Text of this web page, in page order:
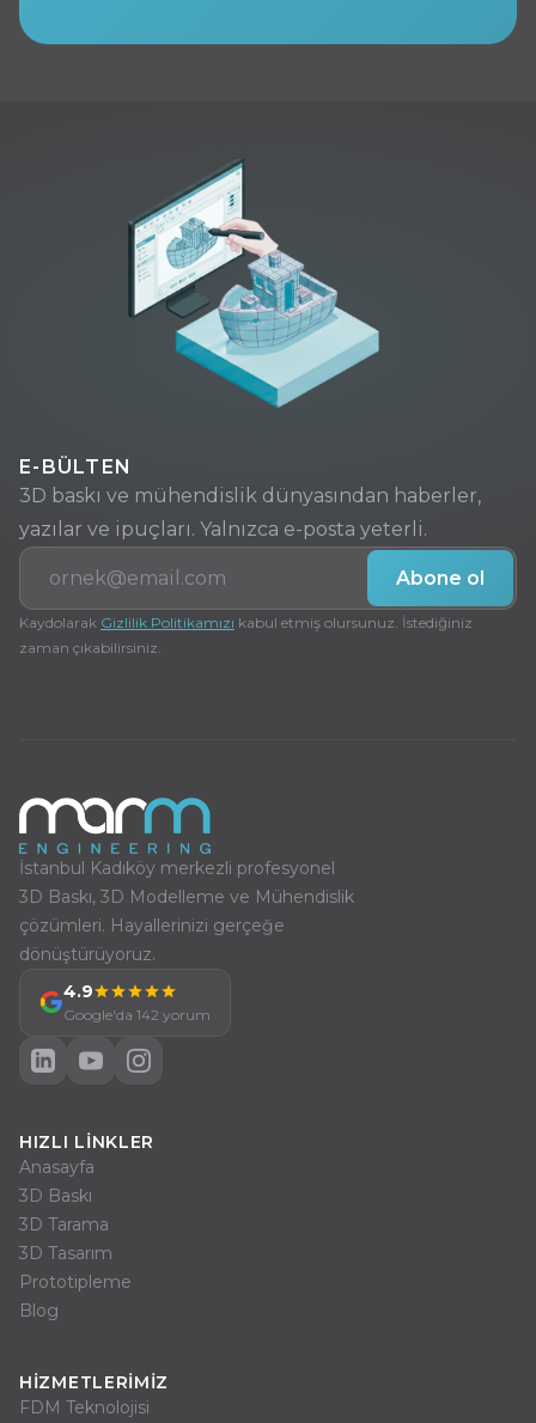
E-BÜLTEN
3D baskı ve mühendislik dünyasından haberler,
yazılar ve ipuçları. Yalnızca e-posta yeterli.
E-posta
Abone ol
Kaydolarak Gizlilik Politikamızı kabul etmiş olursunuz. İstediğiniz
zaman çıkabilirsiniz.
İstanbul Kadıköy merkezli profesyonel
3D Baskı, 3D Modelleme ve Mühendislik
çözümleri. Hayallerinizi gerçeğe
dönüştürüyoruz.
4.9
Google'da 142 yorum
HIZLI LINKLER
Anasayfa
3D Baskı
3D Tarama
3D Tasarım
Prototipleme
Blog
HIZMETLERIMIZ
FDM Teknolojisi